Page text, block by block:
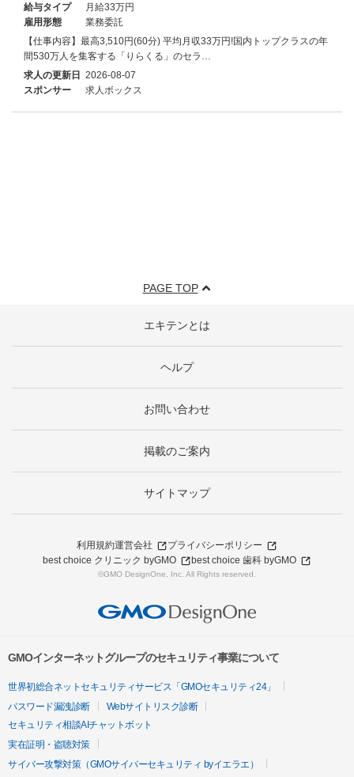
給与タイプ
月給33万円
雇用形態
業務委託
【仕事内容】最高3,510円(60分) 平均月収33万円!国内トップクラスの年
間530万人を集客する「りらくる」のセラ…
求人の更新日 2026-08-07
スポンサー
求人ボックス
PAGE TOP
エキテンとは
ヘルプ
お問い合わせ
掲載のご案内
サイトマップ
利用規約運営会社
プライバシーポリシー
best choice クリニック byGMO
best choice 歯科 byGMO
©GMO DesignOne, Inc. All Rights reserved.
GMOインターネットグループのセキュリティ事業について
世界初総合ネットセキュリティサービス「GMOセキュリティ24」
パスワード漏洩診断
Webサイトリスク診断
セキュリティ相談AIチャットボット
実在証明・盗聴対策
サイバー攻撃対策（GMOサイバーセキュリティ byイエラエ）